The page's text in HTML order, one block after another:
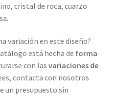
cristal de roca, cuarzo
variación en este diseño?
está hecha de forma
con lasvariaciones de
contacta con nosotros
un presupuesto sin